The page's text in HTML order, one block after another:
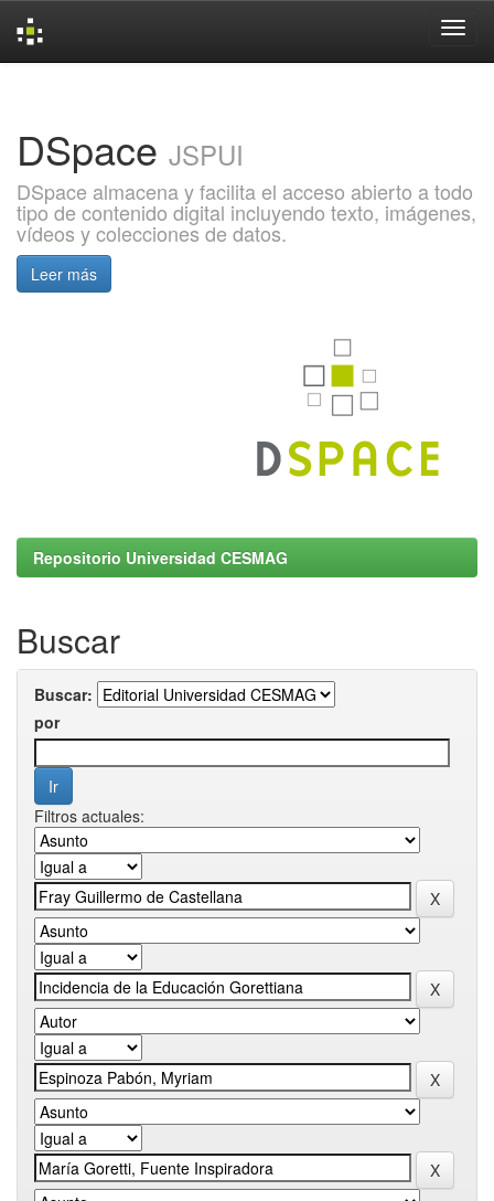
DSpace JSPUI
DSpace almacena y facilita el acceso abierto a todo
tipo de contenido digital incluyendo texto, imágenes,
vídeos y colecciones de datos.
Leer más
Repositorio Universidad CESMAG
Buscar
Buscar:
por
Filtros actuales: